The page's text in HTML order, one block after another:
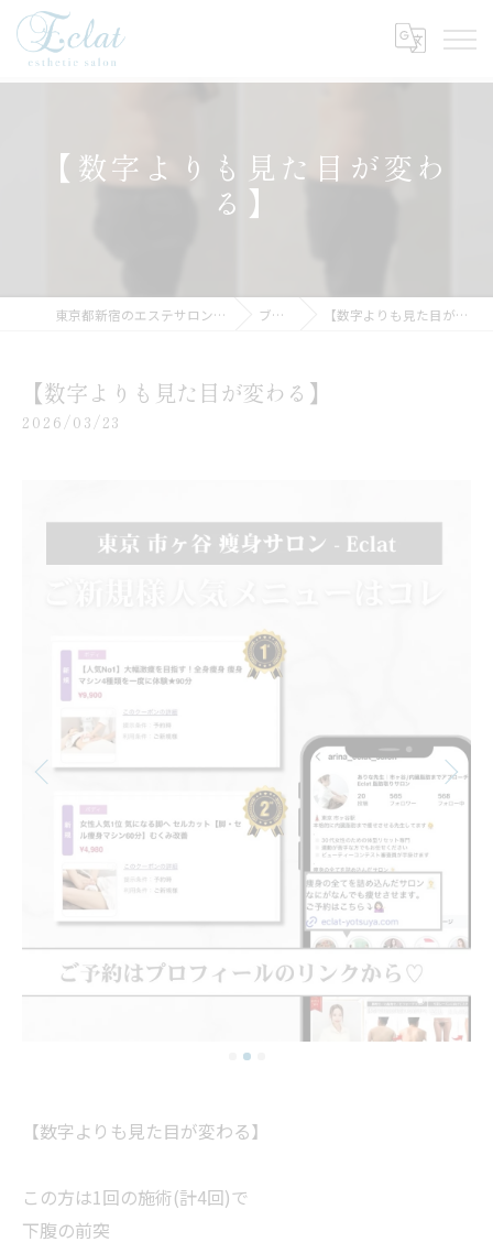
【数字よりも見た目が変わ
る】
東京都新宿のエステサロンならEclat ブログ 【数字よりも見た目が変わる】
【数字よりも見た目が変わる】
2026/03/23
【数字よりも見た目が変わる】
この方は1回の施術(計4回)で
下腹の前突